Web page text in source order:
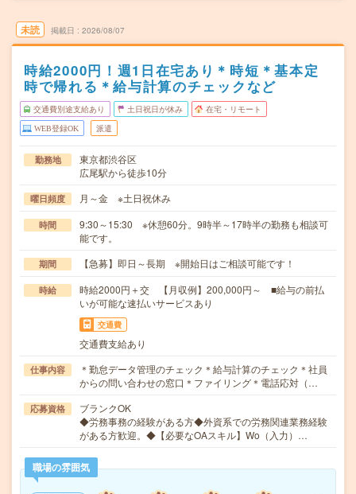
未読 掲載日 2026/08/07
時給2000円！週1日在宅あり＊時短＊基本定
時で帰れる＊給与計算のチェックなど
交通費別途支給あり 土日祝日が休み 在宅・リモート
WEB登録OK 派遣
勤務地
東京都渋谷区
広尾駅から徒歩10分
曜日頻度 月～金 ※土日祝休み
時間
9:30～15:30 ※休憩60分。9時半～17時半の勤務も相談可
能です。
期間 【急募】即日～長期 ※開始日はご相談可能です！
時給
時給2000円＋交 【月収例】200,000円～ ■給与の前払
いが可能な速払いサービスあり
交通費
交通費支給あり
仕事内容
＊勤怠データ管理のチェック＊給与計算のチェック＊社員
からの問い合わせの窓口＊ファイリング＊電話応対（…
応募資格
ブランクOK
◆労務事務の経験がある方◆外資系での労務関連業務経験
がある方歓迎。◆【必要なOAスキル】Wo（入力）…
職場の雰囲気